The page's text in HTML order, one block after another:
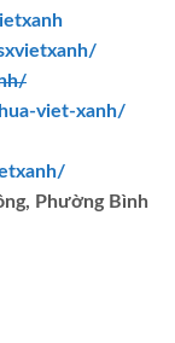
viet-xanh/
Phường Bình